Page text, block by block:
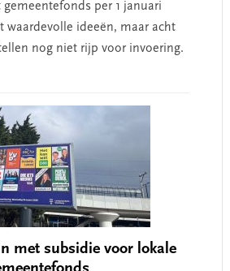
per 1 januari
waardevolle ideeën, maar acht
nog niet rijp voor invoering.
met subsidie voor lokale